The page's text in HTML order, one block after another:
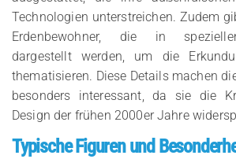
Technologien unterstreichen. Zudem
Erdenbewohner, die in
dargestellt werden, um die
thematisieren. Diese Details machen
besonders interessant, da sie die
Design der frühen 2000er Jahre
Typische Figuren und